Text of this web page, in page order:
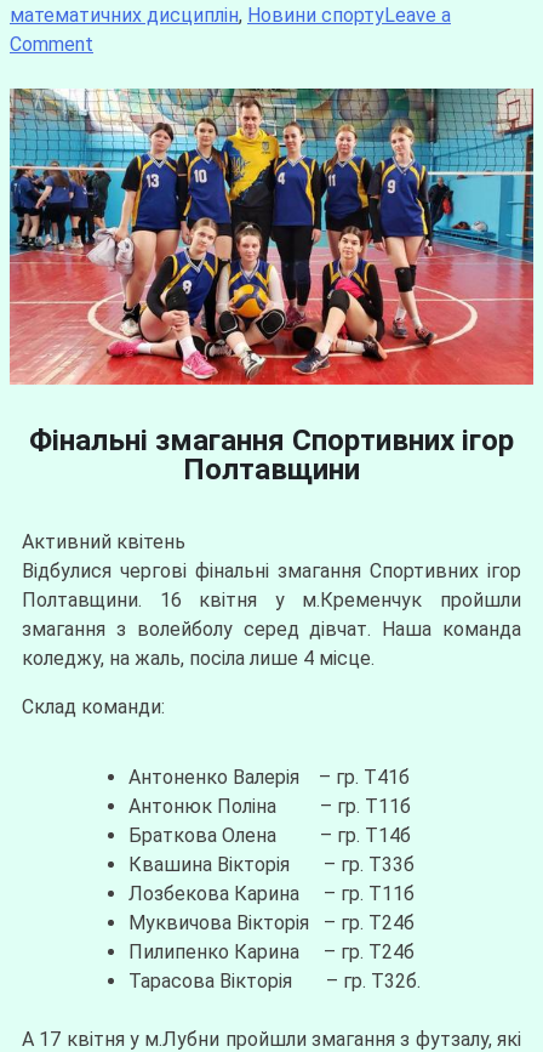
математичних дисциплін, Новини спортуLeave a
Comment
Фінальні змагання Спортивних ігор
Полтавщини
Активний квітень
Відбулися чергові фінальні змагання Спортивних ігор
Полтавщини. 16 квітня у м.Кременчук пройшли
змагання з волейболу серед дівчат. Наша команда
коледжу, на жаль, посіла лише 4 місце.
Склад команди:
Антоненко Валерія – гр. Т41б
Антонюк Поліна – гр. Т11б
Браткова Олена – гр. Т14б
Квашина Вікторія – гр. Т33б
Лозбекова Карина – гр. Т11б
Муквичова Вікторія – гр. Т24б
Пилипенко Карина – гр. Т24б
Тарасова Вікторія – гр. Т32б.
А 17 квітня у м.Лубни пройшли змагання з футзалу, які